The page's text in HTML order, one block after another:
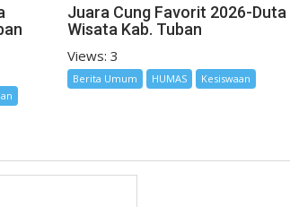
Juara Cung Favorit 2026-Duta
Wisata Kab. Tuban
Views: 3
Berita Umum HUMAS Kesiswaan